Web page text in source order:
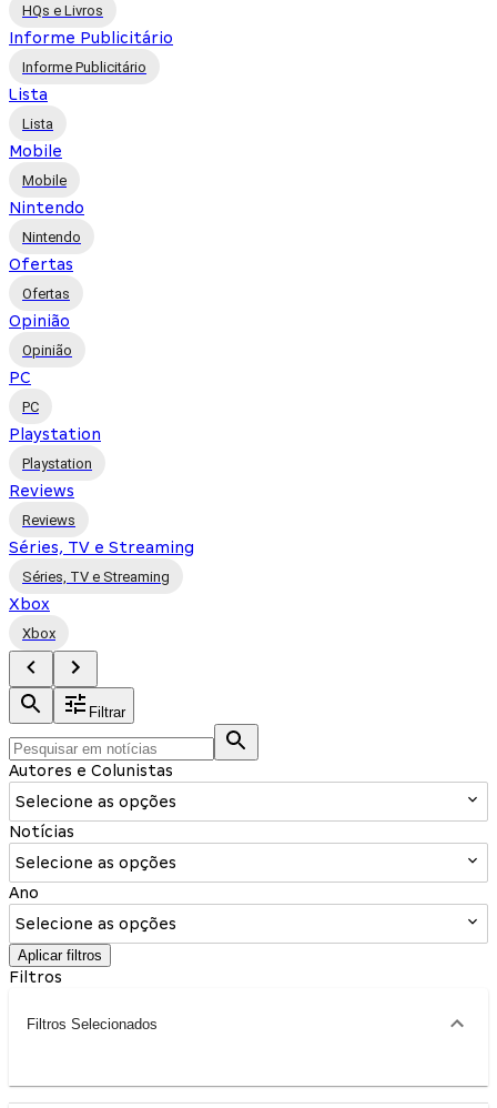
HQs e Livros
Informe Publicitário
Informe Publicitário
Lista
Lista
Mobile
Mobile
Nintendo
Nintendo
Ofertas
Ofertas
Opinião
Opinião
PC
PC
Playstation
Playstation
Reviews
Reviews
Séries, TV e Streaming
Séries, TV e Streaming
Xbox
Xbox
Filtrar
Autores e Colunistas
Selecione as opções
Notícias
Selecione as opções
Ano
Selecione as opções
Aplicar filtros
Filtros
Filtros Selecionados